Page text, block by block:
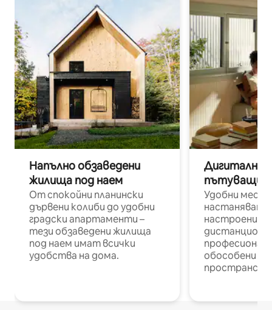
Напълно обзаведени
жилища под наем
От спокойни планински
дървени колиби до удобни
градски апартаменти –
тези обзаведени жилища
под наем имат всички
удобства на дома.
Дигитални
пътуващи
Удобни
настаняване
настроени и
обособени